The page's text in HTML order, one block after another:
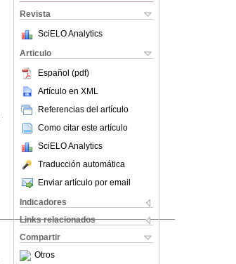
Revista
SciELO Analytics
Articulo
Español (pdf)
Artículo en XML
Referencias del artículo
Como citar este artículo
SciELO Analytics
Traducción automática
Enviar artículo por email
Indicadores
Links relacionados
Compartir
Otros